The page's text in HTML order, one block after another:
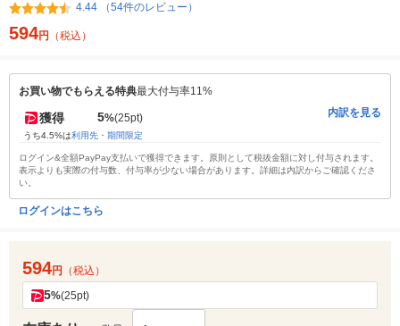
4.44 （54件のレビュー）
594円 （税込）
お買い物でもらえる特典最大付与率11%
獲得 5%(25pt)
うち4.5%は利用先・期間限定
内訳を見る
ログイン&全額PayPay支払いで獲得できます。原則として税抜金額に対し付与されます。
表示よりも実際の付与数、付与率が少ない場合があります。詳細は内訳からご確認くださ
い。
ログインはこちら
594円 （税込）
5%(25pt)